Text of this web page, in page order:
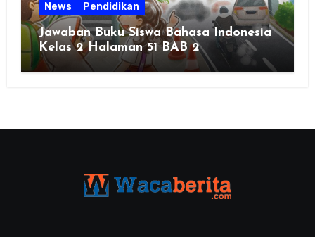
News Pendidikan
Jawaban Buku Siswa Bahasa Indonesia
Kelas 2 Halaman 51 BAB 2